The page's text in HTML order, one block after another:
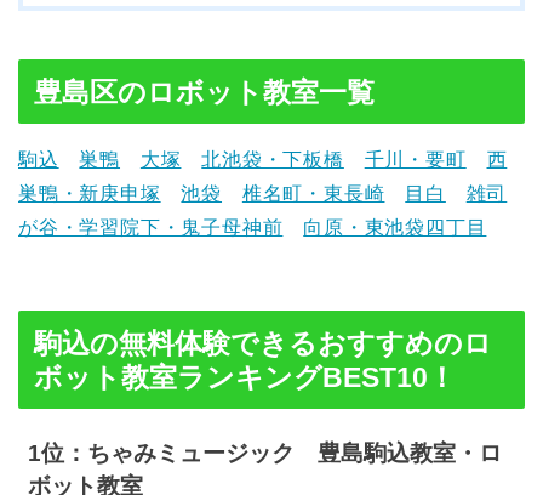
豊島区のロボット教室一覧
駒込 巣鴨 大塚 北池袋・下板橋 千川・要町
西
巣鴨・新庚申塚
池袋 椎名町・東長崎 目白
雑司
が谷・学習院下・鬼子母神前
向原・東池袋四丁目
駒込の無料体験できるおすすめのロ
ボット教室ランキングBEST10！
1位：ちゃみミュージック 豊島駒込教室・ロ
ボット教室